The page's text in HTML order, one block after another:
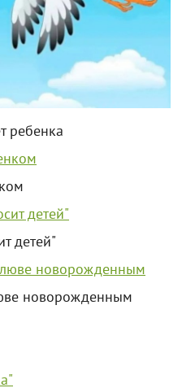
ребенка
детей"
новорожденным